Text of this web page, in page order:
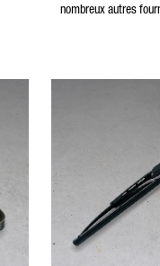
nombreux autres